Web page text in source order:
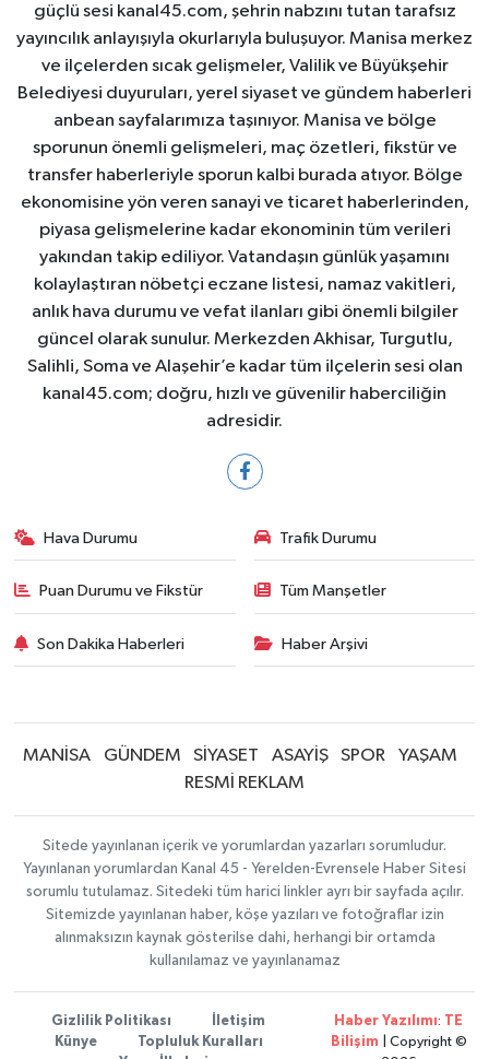
güçlü sesi kanal45.com, şehrin nabzını tutan tarafsız
yayıncılık anlayışıyla okurlarıyla buluşuyor. Manisa merkez
ve ilçelerden sıcak gelişmeler, Valilik ve Büyükşehir
Belediyesi duyuruları, yerel siyaset ve gündem haberleri
anbean sayfalarımıza taşınıyor. Manisa ve bölge
sporunun önemli gelişmeleri, maç özetleri, fikstür ve
transfer haberleriyle sporun kalbi burada atıyor. Bölge
ekonomisine yön veren sanayi ve ticaret haberlerinden,
piyasa gelişmelerine kadar ekonominin tüm verileri
yakından takip ediliyor. Vatandaşın günlük yaşamını
kolaylaştıran nöbetçi eczane listesi, namaz vakitleri,
anlık hava durumu ve vefat ilanları gibi önemli bilgiler
güncel olarak sunulur. Merkezden Akhisar, Turgutlu,
Salihli, Soma ve Alaşehir’e kadar tüm ilçelerin sesi olan
kanal45.com; doğru, hızlı ve güvenilir haberciliğin
adresidir.
Hava Durumu Trafik Durumu
Puan Durumu ve Fikstür Tüm Manşetler
Son Dakika Haberleri Haber Arşivi
MANİSA GÜNDEM SİYASET ASAYİŞ SPOR
YAŞAM
RESMİ REKLAM
Sitede yayınlanan içerik ve yorumlardan yazarları sorumludur.
Yayınlanan yorumlardan Kanal 45 - Yerelden-Evrensele Haber Sitesi
sorumlu tutulamaz. Sitedeki tüm harici linkler ayrı bir sayfada açılır.
Sitemizde yayınlanan haber, köşe yazıları ve fotoğraflar izin
alınmaksızın kaynak gösterilse dahi, herhangi bir ortamda
kullanılamaz ve yayınlanamaz
Gizlilik Politikası
İletişim
Künye
Topluluk Kuralları
Haber Yazılımı: TE
Bilişim | Copyright ©